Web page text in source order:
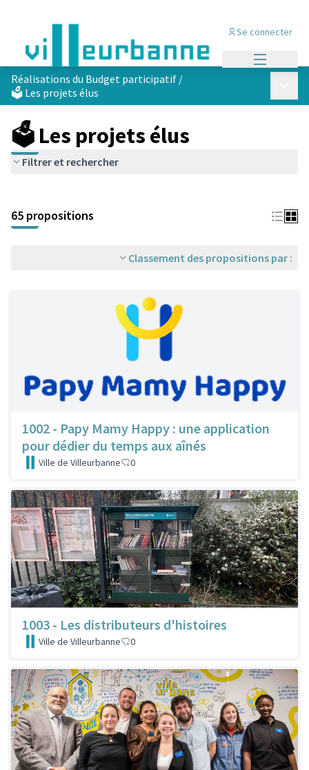
Se connecter
Réalisations du Budget participatif /
🗳️ Les projets élus
🗳️ Les projets élus
Filtrer et rechercher
+
−
65 propositions
Classement des propositions par :
1002 - Papy Mamy Happy : une application
pour dédier du temps aux aînés
Ville de Villeurbanne 0
1003 - Les distributeurs d'histoires
Ville de Villeurbanne 0